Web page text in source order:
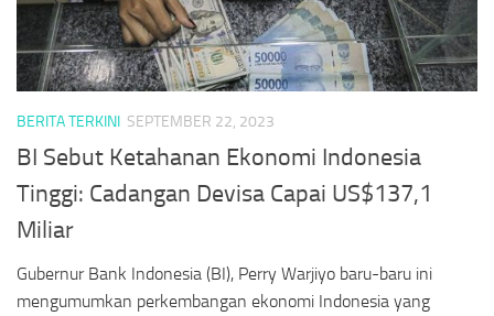
BERITA TERKINI SEPTEMBER 22, 2023
BI Sebut Ketahanan Ekonomi Indonesia
Tinggi: Cadangan Devisa Capai US$137,1
Miliar
Gubernur Bank Indonesia (BI), Perry Warjiyo baru-baru ini
mengumumkan perkembangan ekonomi Indonesia yang